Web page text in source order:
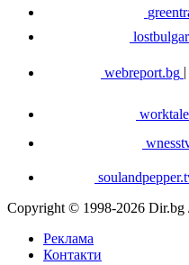
webreport.bg
Copyright © 1998-2026 Dir.bg
Реклама
Контакти